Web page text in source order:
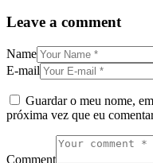
Leave a comment
Name
E-mail
Guardar o meu nome,
próxima vez que eu
Comment